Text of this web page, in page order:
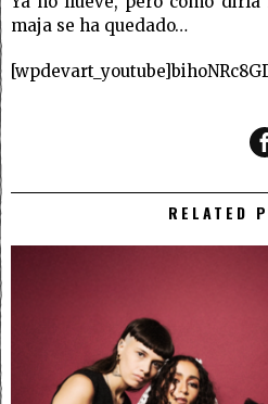
maja se ha quedado…
RELATED